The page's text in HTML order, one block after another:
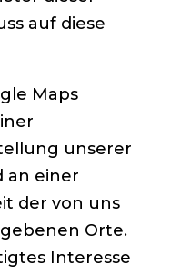
auf diese
Maps
unserer
an einer
der von uns
Orte.
Interesse